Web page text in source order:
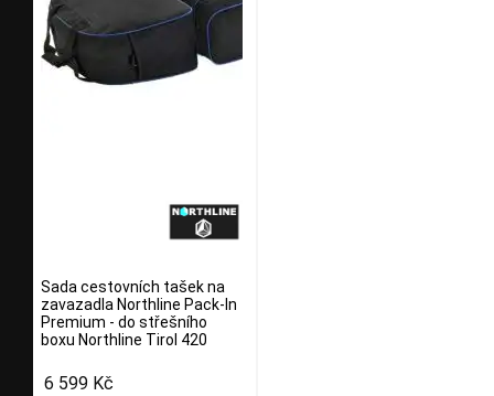
Sada cestovních tašek na
zavazadla Northline Pack-In
Premium - do střešního
boxu Northline Tirol 420
6 599 Kč